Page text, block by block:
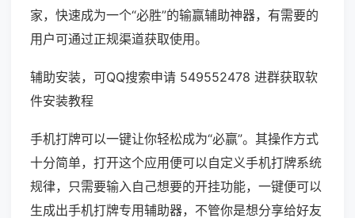
家，快速成为一个“必胜”的输赢辅助神器，有需要的
用户可通过正规渠道获取使用。
辅助安装，可QQ搜索申请 549552478 进群获取软
件安装教程
手机打牌可以一键让你轻松成为“必赢”。其操作方式
十分简单，打开这个应用便可以自定义手机打牌系统
规律，只需要输入自己想要的开挂功能，一键便可以
生成出手机打牌专用辅助器，不管你是想分享给好友